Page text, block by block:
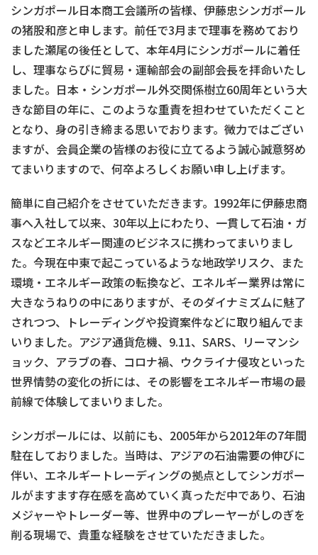
シンガポール日本商工会議所の皆様、伊藤忠シンガポール
の猪股和彦と申します。前任で3月まで理事を務めており
ました瀬尾の後任として、本年4月にシンガポールに着任
し、理事ならびに貿易・運輸部会の副部会長を拝命いたし
ました。日本・シンガポール外交関係樹立60周年という大
きな節目の年に、このような重責を担わせていただくこと
となり、身の引き締まる思いでおります。微力ではござい
ますが、会員企業の皆様のお役に立てるよう誠心誠意努め
てまいりますので、何卒よろしくお願い申し上げます。
簡単に自己紹介をさせていただきます。1992年に伊藤忠商
事へ入社して以来、30年以上にわたり、一貫して石油・ガ
スなどエネルギー関連のビジネスに携わってまいりまし
た。今現在中東で起こっているような地政学リスク、また
環境・エネルギー政策の転換など、エネルギー業界は常に
大きなうねりの中にありますが、そのダイナミズムに魅了
されつつ、トレーディングや投資案件などに取り組んでま
いりました。アジア通貨危機、9.11、SARS、リーマンシ
ョック、アラブの春、コロナ禍、ウクライナ侵攻といった
世界情勢の変化の折には、その影響をエネルギー市場の最
前線で体験してまいりました。
シンガポールには、以前にも、2005年から2012年の7年間
駐在しておりました。当時は、アジアの石油需要の伸びに
伴い、エネルギートレーディングの拠点としてシンガポー
ルがますます存在感を高めていく真っただ中であり、石油
メジャーやトレーダー等、世界中のプレーヤーがしのぎを
削る現場で、貴重な経験をさせていただきました。